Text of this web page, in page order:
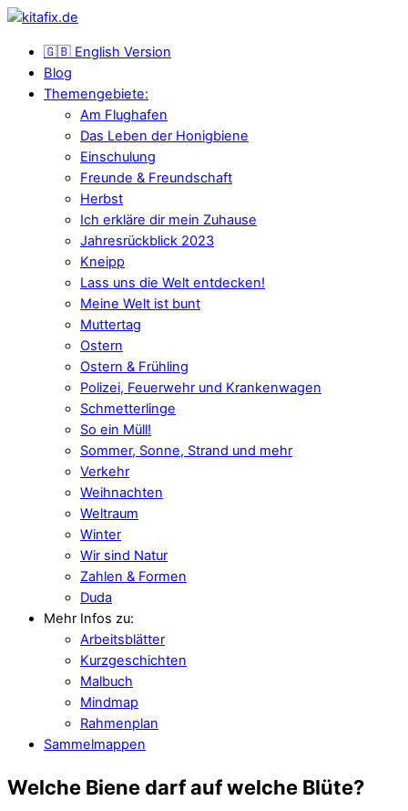
🇬🇧 English Version
Blog
Themengebiete:
Am Flughafen
Das Leben der Honigbiene
Einschulung
Freunde & Freundschaft
Herbst
Ich erkläre dir mein Zuhause
Jahresrückblick 2023
Kneipp
Lass uns die Welt entdecken!
Meine Welt ist bunt
Muttertag
Ostern
Ostern & Frühling
Polizei, Feuerwehr und Krankenwagen
Schmetterlinge
So ein Müll!
Sommer, Sonne, Strand und mehr
Verkehr
Weihnachten
Weltraum
Winter
Wir sind Natur
Zahlen & Formen
Duda
Mehr Infos zu:
Arbeitsblätter
Kurzgeschichten
Malbuch
Mindmap
Rahmenplan
Sammelmappen
Welche Biene darf auf welche Blüte?